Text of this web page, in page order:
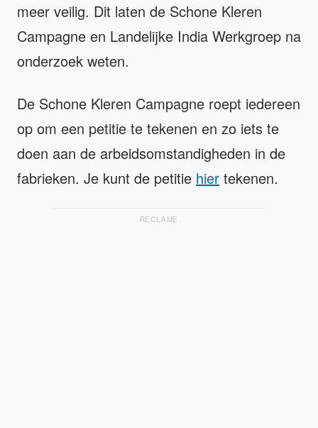
meer veilig. Dit laten de Schone Kleren
Campagne en Landelijke India Werkgroep na
onderzoek weten.
De Schone Kleren Campagne roept iedereen
op om een petitie te tekenen en zo iets te
doen aan de arbeidsomstandigheden in de
fabrieken. Je kunt de petitie hier tekenen.
RECLAME